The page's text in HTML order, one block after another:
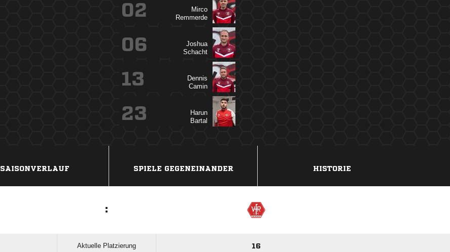


02


06


13


23
SAISONVERLAUF SPIELE GEGENEINANDER HISTORIE
:
Aktuelle Platzierung 16